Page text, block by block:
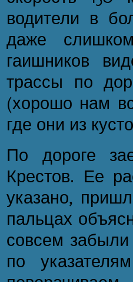
водители в
даже
гаишников
трассы по
(хорошо нам
где они из
По дороге
Крестов. Ее
указано,
пальцах
совсем
по